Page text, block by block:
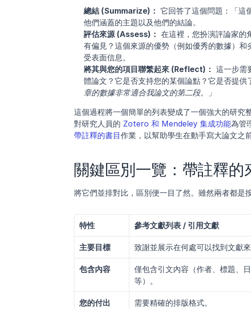
總結 (Summarize)： 它回答了這個問題：「這
他們涵蓋的主題以及他們的結論。
評估來源 (Assess)： 在這裡，您扮演評論家的
有偏見？這個來源的優勢（例如優秀的數據）
受表面信息。
將其與您的項目聯繁起來 (Reflect)： 這一步需
體論文？它是否支持您的某個論點？它是否提供
章的數據非常適合我論文的第二段。」
這個過程將一個簡單的列表變成了一個強大的研
對研究人員的 Zotero 和 Mendeley 集成功能為管
帶註釋的書目作業，以幫助學生在動手寫大論文之
關鍵區別一覽：帶註釋的
將它們並排對比，區別便一目了然。雖然兩者都是
特性 參考文獻列表 / 引用文獻
主要目標 致謝並展示在何處可以找到文獻來
包含內容
僅包含引文內容（作者、標題、
等）。
您的付出 需要精確的排版格式。